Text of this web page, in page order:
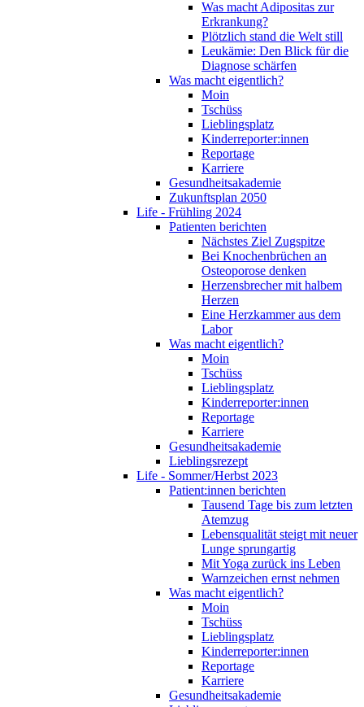
Was macht Adipositas zur
Erkrankung?
Plötzlich stand die Welt still
Leukämie: Den Blick für die
Diagnose schärfen
Was macht eigentlich?
Moin
Tschüss
Lieblingsplatz
Kinderreporter:innen
Reportage
Karriere
Gesundheitsakademie
Zukunftsplan 2050
Life - Frühling 2024
Patienten berichten
Nächstes Ziel Zugspitze
Bei Knochenbrüchen an
Osteoporose denken
Herzensbrecher mit halbem
Herzen
Eine Herzkammer aus dem
Labor
Was macht eigentlich?
Moin
Tschüss
Lieblingsplatz
Kinderreporter:innen
Reportage
Karriere
Gesundheitsakademie
Lieblingsrezept
Life - Sommer/Herbst 2023
Patient:innen berichten
Tausend Tage bis zum letzten
Atemzug
Lebensqualität steigt mit neuer
Lunge sprungartig
Mit Yoga zurück ins Leben
Warnzeichen ernst nehmen
Was macht eigentlich?
Moin
Tschüss
Lieblingsplatz
Kinderreporter:innen
Reportage
Karriere
Gesundheitsakademie